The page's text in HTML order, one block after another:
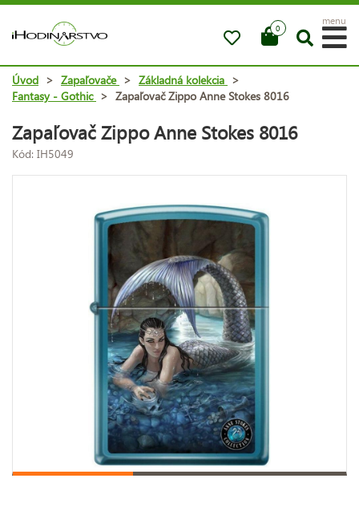
0
menu
Úvod > Zapaľovače > Základná kolekcia >
Fantasy - Gothic > Zapaľovač Zippo Anne Stokes 8016
Zapaľovač Zippo Anne Stokes 8016
Kód: IH5049